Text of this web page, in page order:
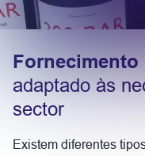
Fornecimento
adaptado às
sector
Existem diferentes